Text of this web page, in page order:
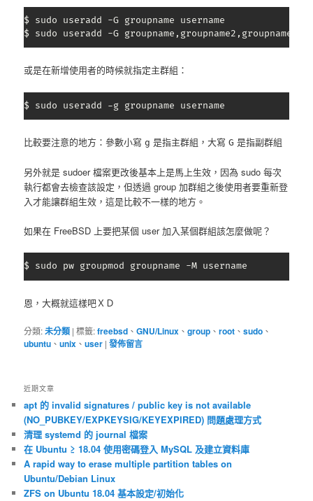
$ sudo useradd -G groupname username
$ sudo useradd -G groupname,groupname2,groupname3
或是在新增使用者的時候就指定主群組：
$ sudo useradd -g groupname username
比較要注意的地方：參數小寫g 是指主群組，大寫G 是指副群組
另外就是 sudoer 檔案更改後基本上是馬上生效，因為 sudo 每次
執行都會去檢查該設定，但透過 group 加群組之後使用者要重新登
入才能讓群組生效，這是比較不一樣的地方。
如果在 FreeBSD 上要把某個 user 加入某個群組該怎麼做呢？
$ sudo pw groupmod groupname -M username
恩，大概就這樣吧ＸＤ
分類:未分類 |標籤:freebsd 、GNU/Linux 、group 、root 、sudo 、
ubuntu 、unix 、user |發佈留言
近期文章
apt 的 invalid signatures / public key is not available
(NO_PUBKEY/EXPKEYSIG/KEYEXPIRED) 問題處理方式
清理 systemd 的 journal 檔案
在 Ubuntu ≥ 18.04 使用密碼登入 MySQL 及建立資料庫
A rapid way to erase multiple partition tables on
Ubuntu/Debian Linux
ZFS on Ubuntu 18.04 基本設定/初始化